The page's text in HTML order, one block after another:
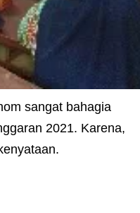
sangat bahagia
2021. Karena,